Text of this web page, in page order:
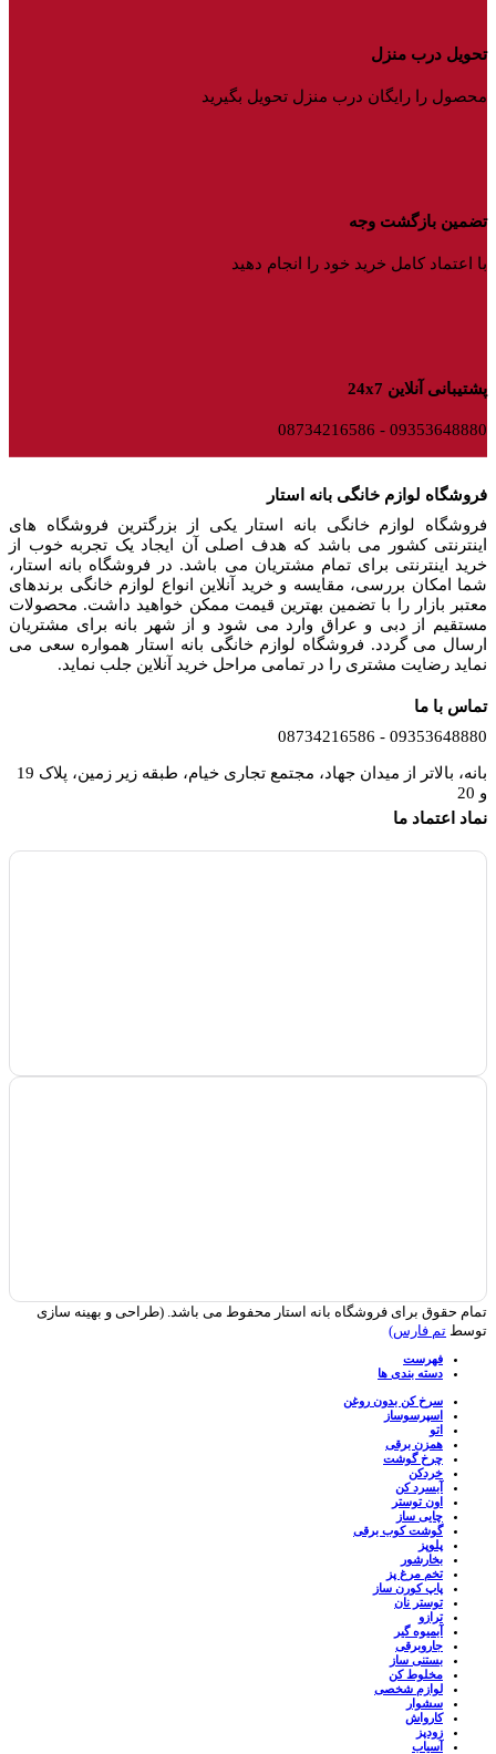
تحویل درب منزل
محصول را رایگان درب منزل تحویل بگیرید
تضمین بازگشت وجه
با اعتماد کامل خرید خود را انجام دهید
پشتیبانی آنلاین 24x7
09353648880 - 08734216586
فروشگاه لوازم خانگی بانه استار
فروشگاه لوازم خانگی بانه استار یکی از بزرگترین فروشگاه های
اینترنتی کشور می باشد که هدف اصلی آن ایجاد یک تجربه خوب از
خرید اینترنتی برای تمام مشتریان می باشد. در فروشگاه بانه استار،
شما امکان بررسی، مقایسه و خرید آنلاین انواع لوازم خانگی برندهای
معتبر بازار را با تضمین بهترین قیمت ممکن خواهید داشت. محصولات
مستقیم از دبی و عراق وارد می شود و از شهر بانه برای مشتریان
ارسال می گردد. فروشگاه لوازم خانگی بانه استار همواره سعی می
نماید رضایت مشتری را در تمامی مراحل خرید آنلاین جلب نماید.
تماس با ما
09353648880 - 08734216586
بانه، بالاتر از میدان جهاد، مجتمع تجاری خیام، طبقه زیر زمین، پلاک 19
و 20
نماد اعتماد ما
تمام حقوق برای فروشگاه بانه استار محفوط می باشد. (طراحی و بهینه سازی
توسط تم فارس)
فهرست
دسته بندی ها
سرخ کن بدون روغن
اسپرسوساز
اتو
همزن برقی
چرخ گوشت
خردکن
آبسرد کن
اون توستر
چایی ساز
گوشت کوب برقی
پلوپز
بخارشور
تخم مرغ پز
پاپ کورن ساز
توستر نان
ترازو
آبمیوه گیر
جاروبرقی
بستنی ساز
مخلوط کن
لوازم شخصی
سشوار
کارواش
زودپز
آسیاب